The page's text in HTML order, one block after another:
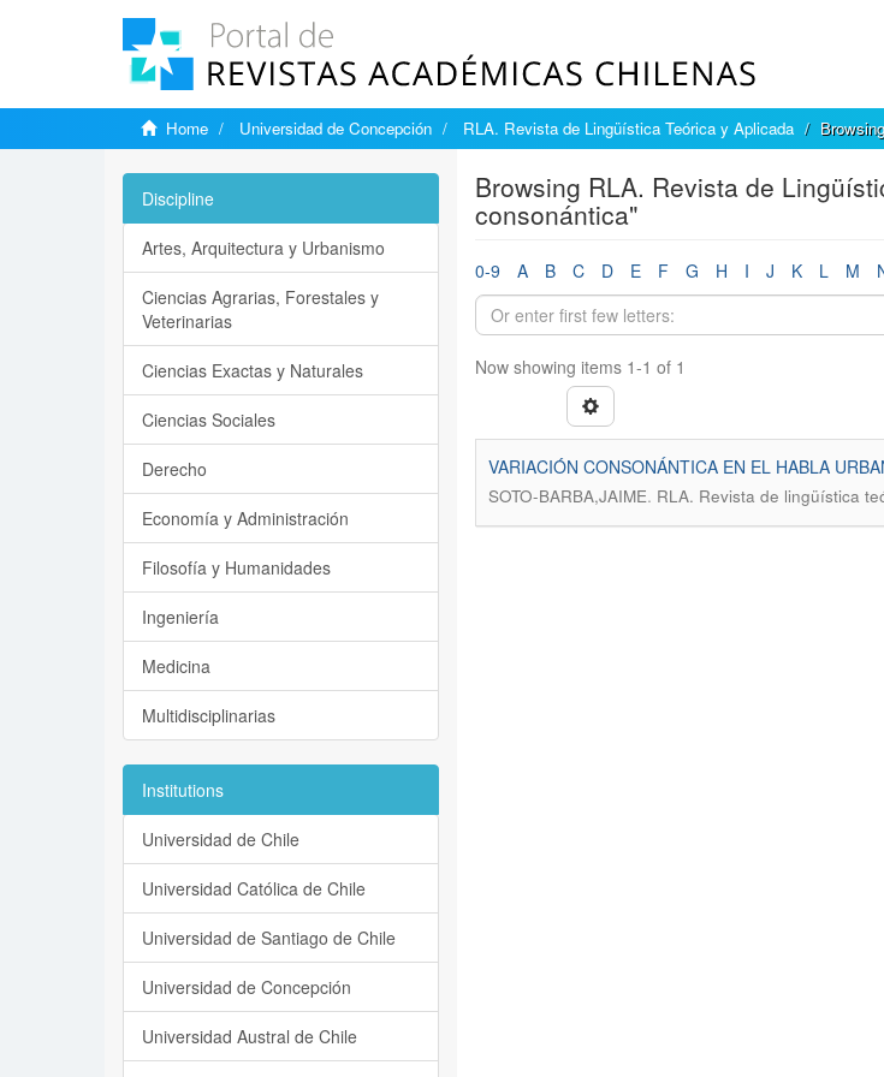
Home Universidad de Concepción RLA. Revista de Lingüística Teórica y Aplicada
Browsing RLA. Revista de
consonántica"
0-9 A B C D E F G H I J K L M
Now showing items 1-1 of 1
VARIACIÓN CONSONÁNTICA EN EL HABLA
SOTO-BARBA,JAIME. RLA. Revista de lingüística
Discipline
Artes, Arquitectura y Urbanismo
Ciencias Agrarias, Forestales y
Veterinarias
Ciencias Exactas y Naturales
Ciencias Sociales
Derecho
Economía y Administración
Filosofía y Humanidades
Ingeniería
Medicina
Multidisciplinarias
Institutions
Universidad de Chile
Universidad Católica de Chile
Universidad de Santiago de Chile
Universidad de Concepción
Universidad Austral de Chile